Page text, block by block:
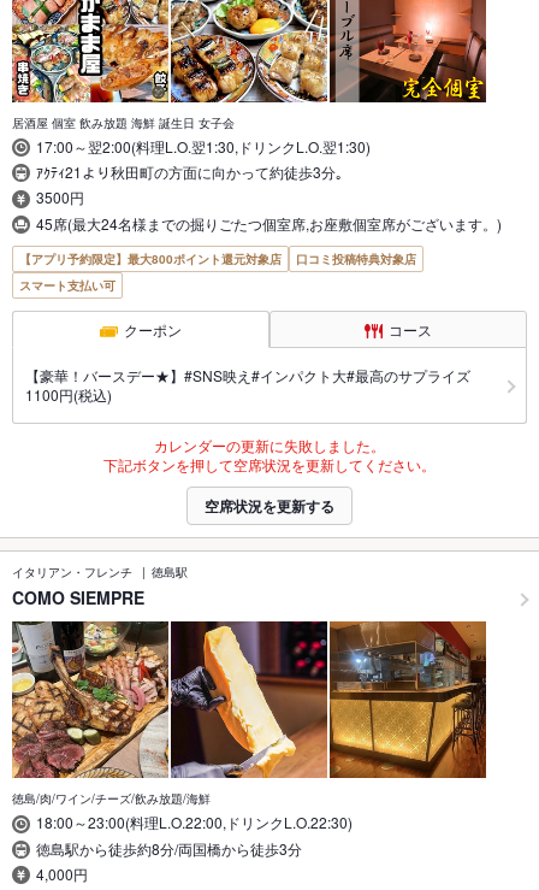
居酒屋 個室 飲み放題 海鮮 誕生日 女子会
17:00～翌2:00(料理L.O.翌1:30,ドリンクL.O.翌1:30)
ｱｸﾃｨ21より秋田町の方面に向かって約徒歩3分｡
3500円
45席(最大24名様までの掘りごたつ個室席,お座敷個室席がございます。)
【アプリ予約限定】最大800ポイント還元対象店
口コミ投稿特典対象店
スマート支払い可
クーポン コース
【豪華！バースデー★】#SNS映え#インパクト大#最高のサプライズ
1100円(税込)
カレンダーの更新に失敗しました。
下記ボタンを押して空席状況を更新してください。
空席状況を更新する
イタリアン・フレンチ 徳島駅
COMO SIEMPRE
徳島/肉/ワイン/チーズ/飲み放題/海鮮
18:00～23:00(料理L.O.22:00,ドリンクL.O.22:30)
徳島駅から徒歩約8分/両国橋から徒歩3分
4,000円